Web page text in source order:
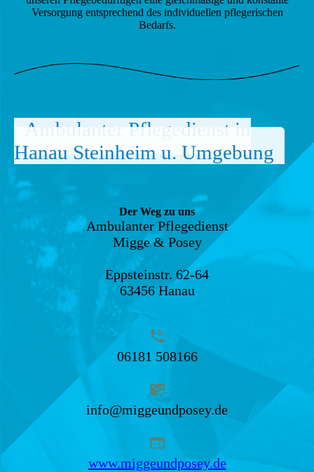
Versorgung entsprechend des individuellen pflegerischen
Bedarfs.
Ambulanter Pflegedienst in
Hanau Steinheim u. Umgebung
Der Weg zu uns
Ambulanter Pflegedienst
Migge & Posey
Eppsteinstr. 62-64
63456 Hanau
06181 508166
info@miggeundposey.de
www.miggeundposey.de